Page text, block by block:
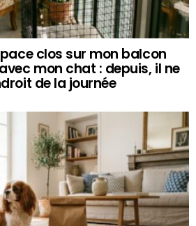
clos sur mon balcon
mon chat : depuis, il ne
de la journée